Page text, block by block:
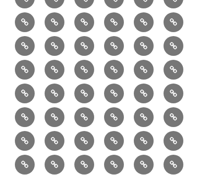
ー
室
康
ォ
ー
ム
デ
売
中
の
ハ
ン
ド
メ
イ
ド
バ
ッ
グ
バ
ッ
グ
セ
ッ
ト
半
月
型
巾
着
袋
（縦
長）
巾
着
袋
（小）
巾
着
シ
ョ
ル
ダ
ー
小
動
物
用
小
物
リ
ュ
ッ
ク
⑧
メ
ッ
セ
ン
ジ
ャ
ー
⑨
ミ
シ
ン
カ
バ
ー
⑩
マ
チ
無
し
シ
ョ
ル
ダ
ー
（定
番
品
⑪
マ
ス
ク
⑫
ポ
ー
チ
⑬
ボ
デ
ィ
ー
バ
ッ
グ
⑭
ボ
ッ
ク
ス
型
⑮
ボ
ス
ト
ン
⑯
ヘ
ル
メ
ッ
ト
バ
ッ
グ
⑰
ピ
ン
タ
ッ
ク
バ
ッ
グ
⑱
ビ
ジ
ネ
ス
バ
ッ
グ
⑲
バ
ニ
テ
ィ
ー
⑳
ハ
ン
ド
バ
ッ
グ
お
取
引
の
流
れ
お
問
合
せ
及
び
ご
相
談
デ
ジ
タ
ル
コ
ン
テ
ン
ツ
デ
ジ
タ
ル
コ
ン
テ
ン
ツ
ブ
ロ
グ
プ
ラ
イ
バ
シ
ー
ポ
ラ
ン
デ
ィ
ン
グ
ペ
ル
ー
ル
レ
ン
タ
ル
ジ
ュ
エ
レ
ン
タ
ル
ジ
ュ
エ
㉑
イ
ン
テ
リ
ア
収
㉒
エ
コ
バ
ッ
㉓
楽
器
入
れ
㉔
ナ
ッ
プ
サ
㉕
ド
ー
ム
型
㉖
ド
イ
リ
ー
㉗
オ
ー
ル
イ
㉘
カ
ー
㉙
ク
ッ
㉚
ク
ラ
㉛
ト
ー
㉜
洋
服
事
業
者
事
業
伝
言
共
有
最
近
本
物
製
作